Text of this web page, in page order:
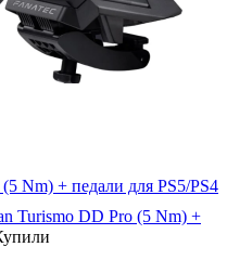
Nm) + педали для PS5/PS4
Turismo DD Pro (5 Nm) +